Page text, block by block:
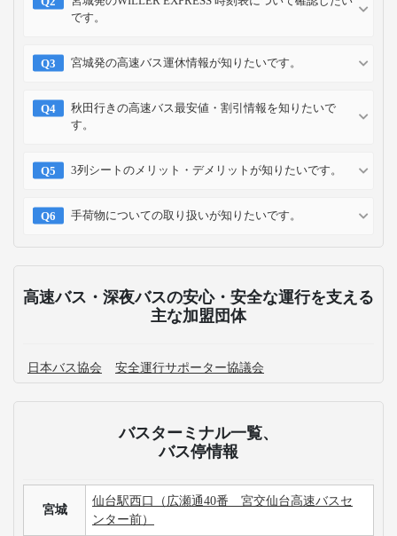
です。
宮城発の高速バス運休情報が知りたいです。
秋田行きの高速バス最安値・割引情報を知りたいで
す。
3列シートのメリット・デメリットが知りたいです。
手荷物についての取り扱いが知りたいです。
高速バス・深夜バスの安心・安全な運行を支える
主な加盟団体
日本バス協会 安全運行サポーター協議会
バスターミナル一覧、
バス停情報
宮城
仙台駅西口（広瀬通40番 宮交仙台高速バスセ
ンター前）